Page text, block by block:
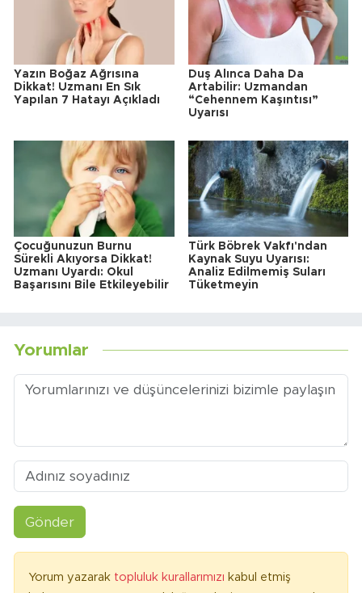
Yazın Boğaz Ağrısına
Dikkat! Uzmanı En Sık
Yapılan 7 Hatayı Açıkladı
Duş Alınca Daha Da
Artabilir: Uzmandan
“Cehennem Kaşıntısı”
Uyarısı
Çocuğunuzun Burnu
Sürekli Akıyorsa Dikkat!
Uzmanı Uyardı: Okul
Başarısını Bile Etkileyebilir
Türk Böbrek Vakfı'ndan
Kaynak Suyu Uyarısı:
Analiz Edilmemiş Suları
Tüketmeyin
Yorumlar
Gönder
Yorum yazarak topluluk kurallarımızı kabul etmiş